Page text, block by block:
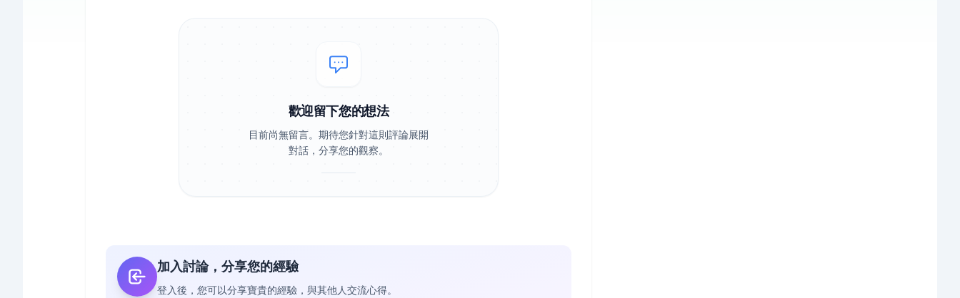
歡迎留下您的想法
目前尚無留言。期待您針對這則評論展開
對話，分享您的觀察。
加入討論，分享您的經驗
登入後，您可以分享寶貴的經驗，與其他人交流心得。